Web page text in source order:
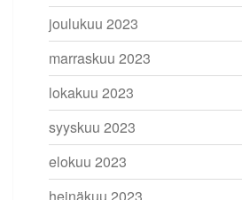
joulukuu 2023
marraskuu 2023
lokakuu 2023
syyskuu 2023
elokuu 2023
heinäkuu 2023